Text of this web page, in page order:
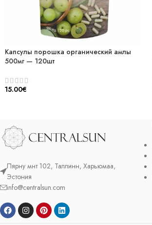
Капсулы порошка oрганический амлы
500мг — 120шт
15.00€
Пярну мнт 102, Таллинн, Харьюмаа,
Эстония
info@centralsun.com